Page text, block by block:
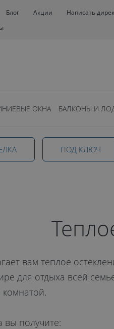
Блог Акции Написать
ОКНА БАЛКОНЫ И
ПОД КЛЮЧ
вам теплое
для отдыха всей
получите: